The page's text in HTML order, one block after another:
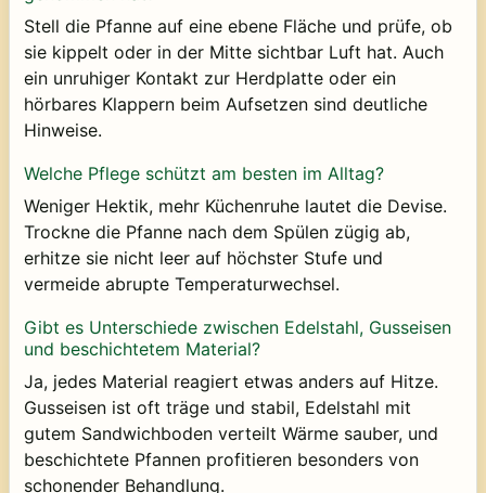
Stell die Pfanne auf eine ebene Fläche und prüfe, ob
sie kippelt oder in der Mitte sichtbar Luft hat. Auch
ein unruhiger Kontakt zur Herdplatte oder ein
hörbares Klappern beim Aufsetzen sind deutliche
Hinweise.
Welche Pflege schützt am besten im Alltag?
Weniger Hektik, mehr Küchenruhe lautet die Devise.
Trockne die Pfanne nach dem Spülen zügig ab,
erhitze sie nicht leer auf höchster Stufe und
vermeide abrupte Temperaturwechsel.
Gibt es Unterschiede zwischen Edelstahl, Gusseisen
und beschichtetem Material?
Ja, jedes Material reagiert etwas anders auf Hitze.
Gusseisen ist oft träge und stabil, Edelstahl mit
gutem Sandwichboden verteilt Wärme sauber, und
beschichtete Pfannen profitieren besonders von
schonender Behandlung.